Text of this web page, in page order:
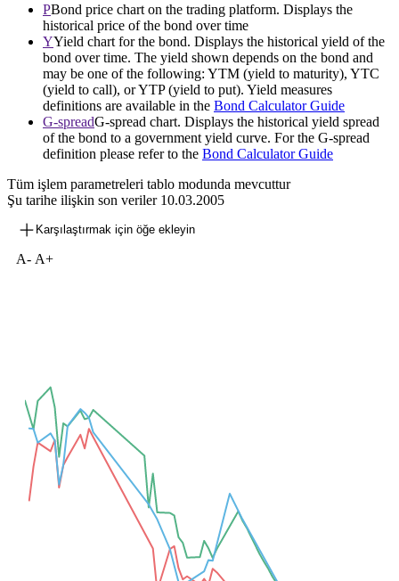
PBond price chart on the trading platform. Displays the
historical price of the bond over time
YYield chart for the bond. Displays the historical yield of the
bond over time. The yield shown depends on the bond and
may be one of the following: YTM (yield to maturity), YTC
(yield to call), or YTP (yield to put). Yield measures
definitions are available in the Bond Calculator Guide
G-spreadG-spread chart. Displays the historical yield spread
of the bond to a government yield curve. For the G-spread
definition please refer to the Bond Calculator Guide
Tüm işlem parametreleri tablo modunda mevcuttur
Şu tarihe ilişkin son veriler 10.03.2005
Karşılaştırmak için öğe ekleyin